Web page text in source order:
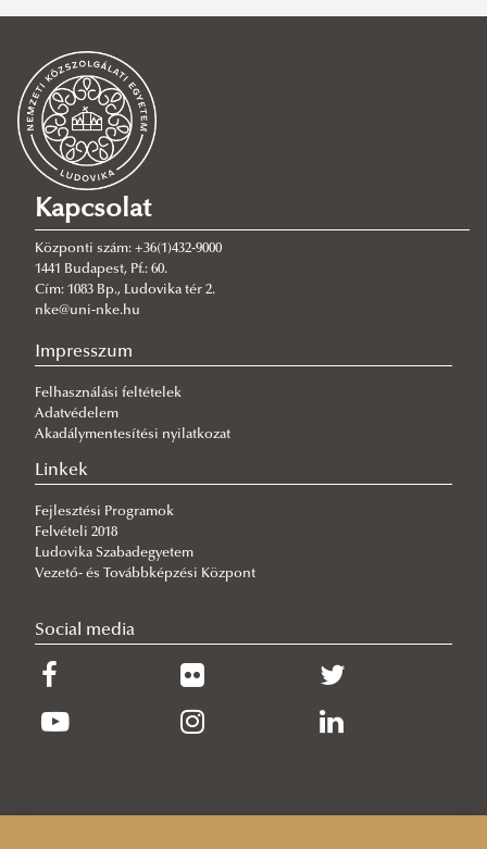
Kapcsolat
Központi szám: +36(1)432-9000
1441 Budapest, Pf.: 60.
Cím: 1083 Bp., Ludovika tér 2.
nke@uni-nke.hu
Impresszum
Felhasználási feltételek
Adatvédelem
Akadálymentesítési nyilatkozat
Linkek
Fejlesztési Programok
Felvételi 2018
Ludovika Szabadegyetem
Vezető- és Továbbképzési Központ
Social media